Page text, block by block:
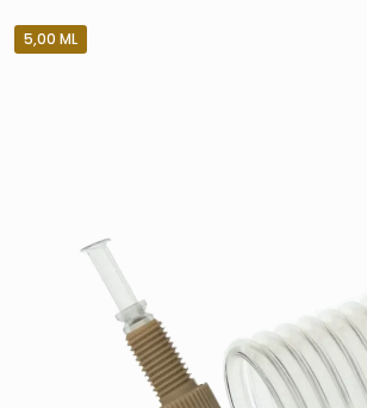
5,00 ML